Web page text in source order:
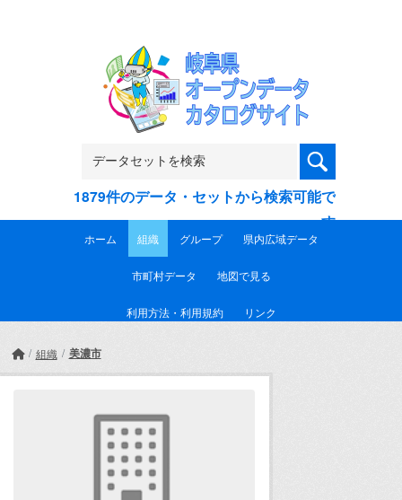
1879件のデータ・セットから検索可能で
す
ホーム 組織 グループ 県内広域データ
市町村データ 地図で見る
利用方法・利用規約 リンク
組織 美濃市